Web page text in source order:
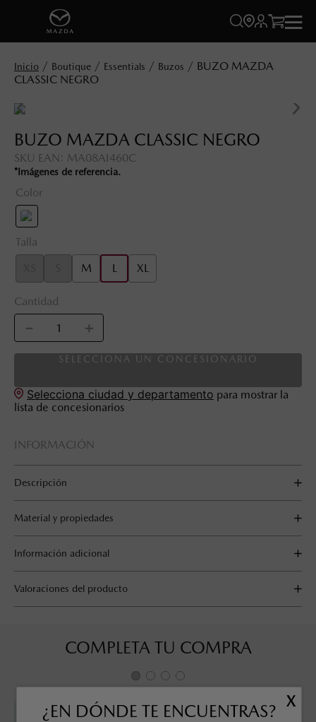

X
¿EN DÓNDE TE ENCUENTRAS?
 
Boutique Essentials Buzos
BUZO MAZDA
CLASSIC NEGRO
BUZO MAZDA CLASSIC NEGRO
SKU EAN : MA08AI460C
*Imágenes de referencia.
Talla
M L XL
Color
Cantidad
＋
－
SELECCIONA UN CONCESIONARIO
Selecciona ciudad y departamento para mostrar la
lista de concesionarios
INFORMACIÓN
Descripción
Material y propiedades
Información adicional
Valoraciones del producto
COMPLETA TU COMPRA